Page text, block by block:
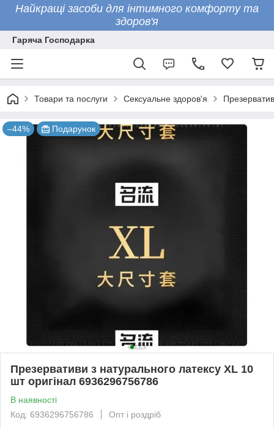
Найкращі засоби для інтимного комфорту та
здоров'я
Гаряча Господарка
Товари та послуги Сексуальне здоров'я
–44% Подарунок
Презервативи з натурального латексу XL 10
шт оригінал 6936296756786
В наявності
Код: 6936296756786
Опт і роздріб